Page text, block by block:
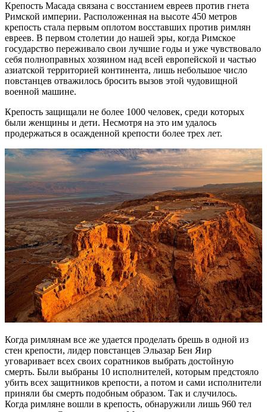
Крепость Масада связана с восстанием евреев против гнета
Римской империи. Расположенная на высоте 450 метров
крепость стала первым оплотом восставших против римлян
евреев. В первом столетии до нашей эры, когда Римское
государство переживало свои лучшие годы и уже чувствовало
себя полноправных хозяином над всей европейской и частью
азиатской территорией континента, лишь небольшое число
повстанцев отважилось бросить вызов этой чудовищной
военной машине.
Крепость защищали не более 1000 человек, среди которых
были женщины и дети. Несмотря на это им удалось
продержаться в осажденной крепости более трех лет.
Когда римлянам все же удается проделать брешь в одной из
стен крепости, лидер повстанцев Эльазар Бен Яир
уговаривает всех своих соратников выбрать достойную
смерть. Были выбраны 10 исполнителей, которым предстояло
убить всех защитников крепости, а потом и сами исполнители
приняли бы смерть подобным образом. Так и случилось.
Когда римляне вошли в крепость, обнаружили лишь 960 тел